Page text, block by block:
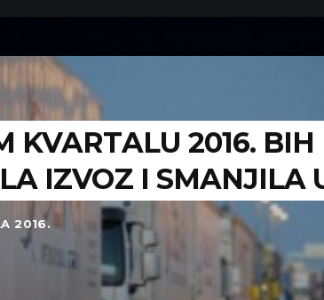
KVARTALU 2016. BIH
IZVOZ I SMANJILA
2016.